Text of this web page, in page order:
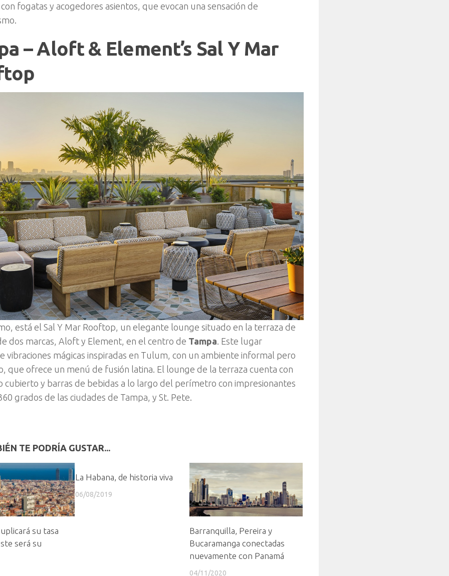
fogatas y acogedores asientos, que evocan una sensación de
– Aloft & Element’s Sal Y Mar
está el Sal Y Mar Rooftop, un elegante lounge situado en la terraza de
dos marcas, Aloft y Element, en el centro de Tampa. Este lugar
vibraciones mágicas inspiradas en Tulum, con un ambiente informal pero
que ofrece un menú de fusión latina. El lounge de la terraza cuenta con
cubierto y barras de bebidas a lo largo del perímetro con impresionantes
360 grados de las ciudades de Tampa, y St. Pete.
TE PODRÍA GUSTAR...
su tasa
será su
La Habana, de historia viva
06/08/2019
Barranquilla, Pereira y
Bucaramanga conectadas
nuevamente con Panamá
04/11/2020